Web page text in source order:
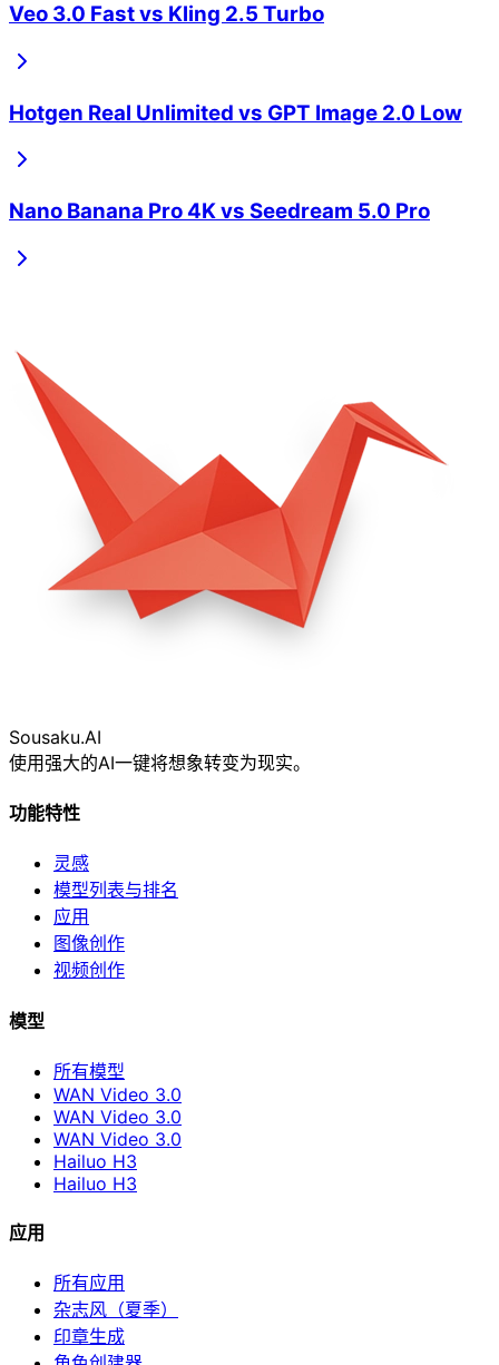
Veo 3.0 Fastvs Kling 2.5 Turbo
Hotgen Real Unlimited vs GPT Image 2.0 Low
Nano Banana Pro 4Kvs Seedream 5.0 Pro
Sousaku.AI
使用强大的AI一键将想象转变为现实。
功能特性
灵感
模型列表与排名
应用
图像创作
视频创作
模型
所有模型
WAN Video 3.0
WAN Video 3.0
WAN Video 3.0
Hailuo H3
Hailuo H3
应用
所有应用
杂志风（夏季）
印章生成